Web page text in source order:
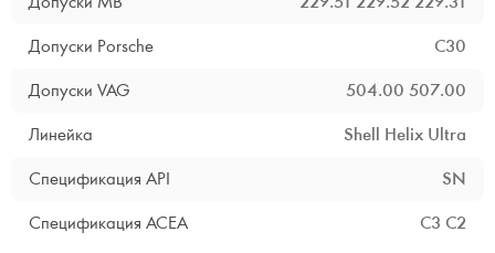
Допуски Porsche
C30
Допуски VAG
504.00 507.00
Линейка
Shell Helix Ultra
Спецификация API
SN
Спецификация ACEA
C3 C2